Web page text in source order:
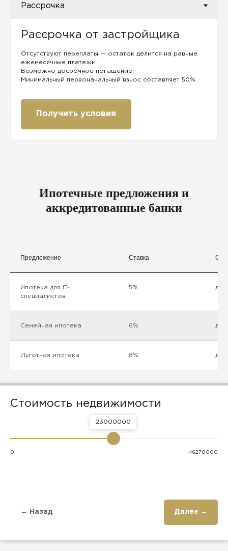
Рассрочка от застройщика
Отсутствуют переплаты — остаток делится на равные
ежемесячные платежи.
Возможно досрочное погашение.
Минимальный первоначальный взнос составляет 50%.
Получить условия
Ипотечные предложения и
аккредитованные банки
Предложение Ставка
Ипотека для IT-
специалистов
5% до
Семейная ипотека 6% до
Льготная ипотека 8% до
Стоимость недвижимости
23000000
0 46270000
← Назад Далее →